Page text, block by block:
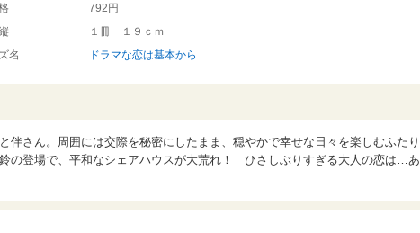
792円
１冊 １９ｃｍ
名
ドラマな恋は基本から
伴さん。周囲には交際を秘密にしたまま、穏やかで幸せな日々を楽しむふたり
の登場で、平和なシェアハウスが大荒れ！ ひさしぶりすぎる大人の恋は…あ